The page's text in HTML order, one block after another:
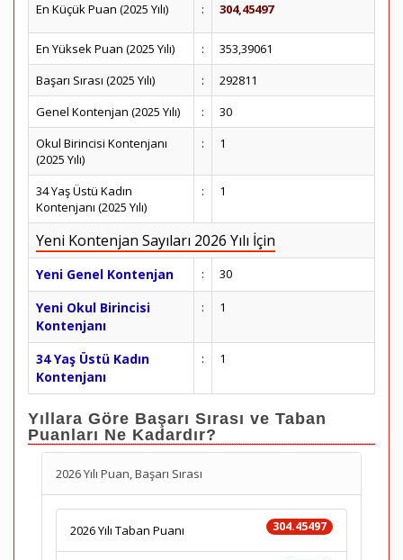
En Küçük Puan (2025 Yılı)
: 304,45497
En Yüksek Puan (2025 Yılı) :
353,39061
Başarı Sırası (2025 Yılı)
:
292811
Genel Kontenjan (2025 Yılı)
:
30
Okul Birincisi Kontenjanı
(2025 Yılı)
: 1
34 Yaş Üstü Kadın
Kontenjanı (2025 Yılı)
: 1
Yeni Kontenjan Sayıları 2026 Yılı İçin
Yeni Genel Kontenjan : 30
Yeni Okul Birincisi
Kontenjanı
: 1
34 Yaş Üstü Kadın
Kontenjanı
: 1
Yıllara Göre Başarı Sırası ve Taban
Puanları Ne Kadardır?
2026 Yılı Puan, Başarı Sırası
304.45497
2026 Yılı Taban Puanı